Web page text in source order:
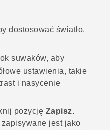
dostosować światło,
suwaków, aby
ustawienia, takie
i nasycenie
pozycję Zapisz.
jest jako